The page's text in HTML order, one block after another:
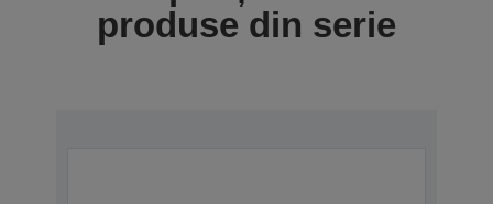
produse din serie